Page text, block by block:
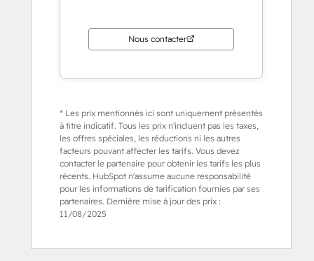
Nous contacter
* Les prix mentionnés ici sont uniquement présentés
à titre indicatif. Tous les prix n'incluent pas les taxes,
les offres spéciales, les réductions ni les autres
facteurs pouvant affecter les tarifs. Vous devez
contacter le partenaire pour obtenir les tarifs les plus
récents. HubSpot n'assume aucune responsabilité
pour les informations de tarification fournies par ses
partenaires. Dernière mise à jour des prix :
11/08/2025